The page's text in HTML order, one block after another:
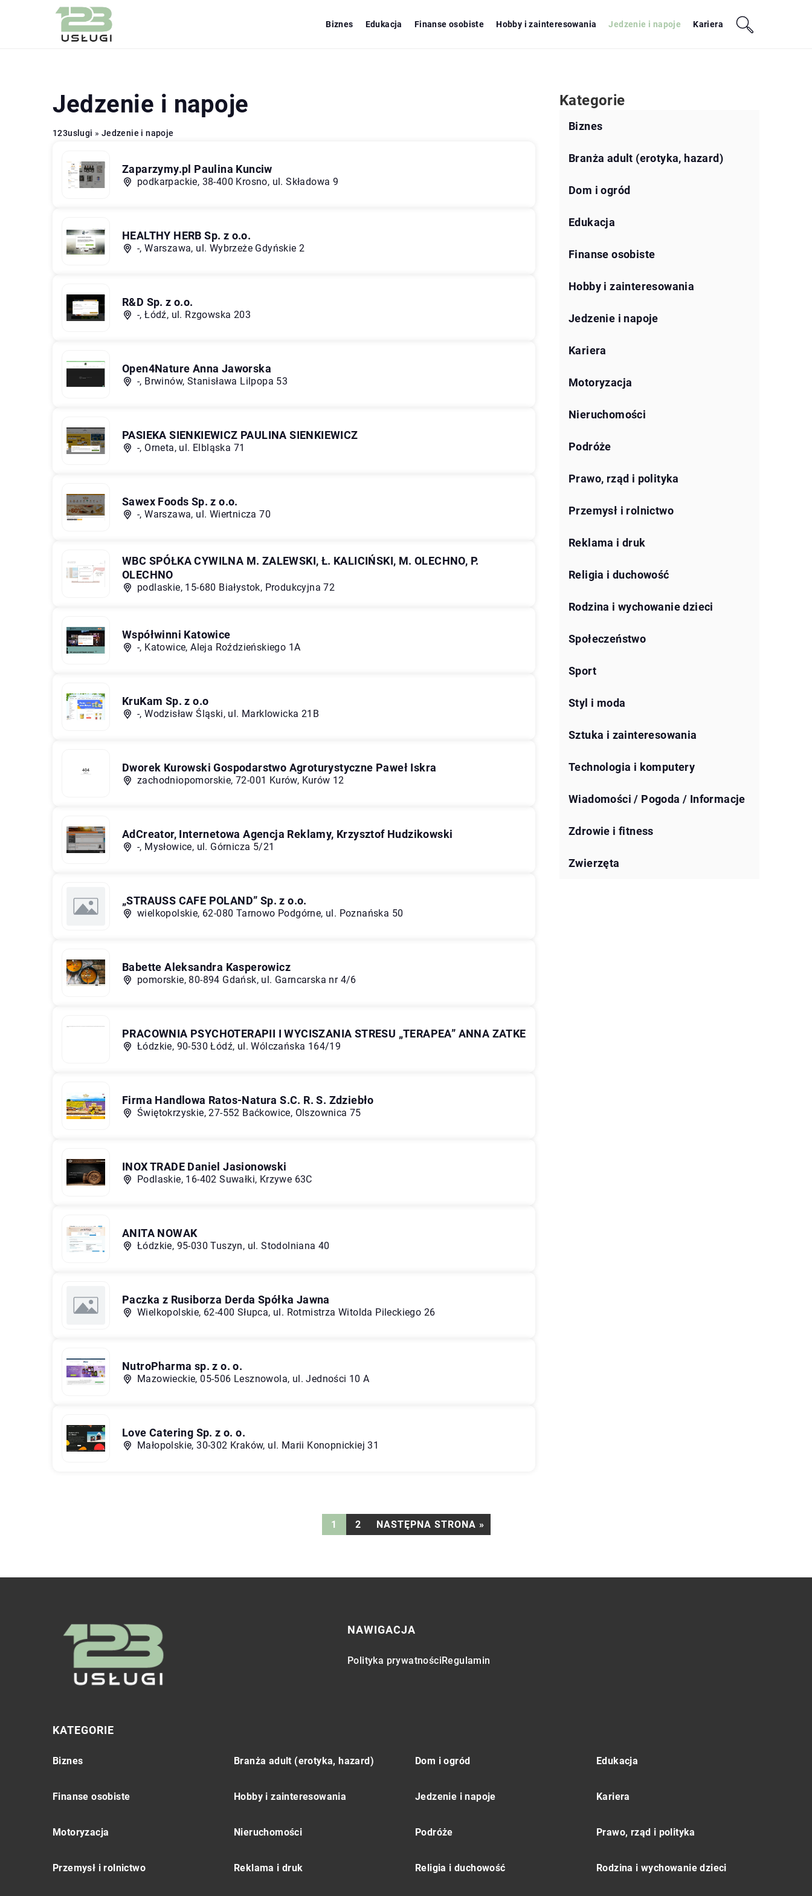
Biznes Edukacja Finanse osobiste Hobby i zainteresowania Jedzenie i napoje Kariera
Jedzenie i napoje
123uslugi » Jedzenie i napoje
Zaparzymy.pl Paulina Kunciw
podkarpackie, 38-400 Krosno, ul. Składowa 9
HEALTHY HERB Sp. z o.o.
-, Warszawa, ul. Wybrzeże Gdyńskie 2
R&D Sp. z o.o.
-, Łódź, ul. Rzgowska 203
Open4Nature Anna Jaworska
-, Brwinów, Stanisława Lilpopa 53
PASIEKA SIENKIEWICZ PAULINA SIENKIEWICZ
-, Orneta, ul. Elbląska 71
Sawex Foods Sp. z o.o.
-, Warszawa, ul. Wiertnicza 70
WBC SPÓŁKA CYWILNA M. ZALEWSKI, Ł. KALICIŃSKI, M. OLECHNO, P.
OLECHNO
podlaskie, 15-680 Białystok, Produkcyjna 72
Współwinni Katowice
-, Katowice, Aleja Roździeńskiego 1A
KruKam Sp. z o.o
-, Wodzisław Śląski, ul. Marklowicka 21B
Dworek Kurowski Gospodarstwo Agroturystyczne Paweł Iskra
zachodniopomorskie, 72-001 Kurów, Kurów 12
AdCreator, Internetowa Agencja Reklamy, Krzysztof Hudzikowski
-, Mysłowice, ul. Górnicza 5/21
„STRAUSS CAFE POLAND” Sp. z o.o.
wielkopolskie, 62-080 Tarnowo Podgórne, ul. Poznańska 50
Babette Aleksandra Kasperowicz
pomorskie, 80-894 Gdańsk, ul. Garncarska nr 4/6
PRACOWNIA PSYCHOTERAPII I WYCISZANIA STRESU „TERAPEA” ANNA ZATKE
Łódzkie, 90-530 Łódź, ul. Wólczańska 164/19
Firma Handlowa Ratos-Natura S.C. R. S. Zdziebło
Świętokrzyskie, 27-552 Baćkowice, Olszownica 75
INOX TRADE Daniel Jasionowski
Podlaskie, 16-402 Suwałki, Krzywe 63C
ANITA NOWAK
Łódzkie, 95-030 Tuszyn, ul. Stodolniana 40
Paczka z Rusiborza Derda Spółka Jawna
Wielkopolskie, 62-400 Słupca, ul. Rotmistrza Witolda Pileckiego 26
NutroPharma sp. z o. o.
Mazowieckie, 05-506 Lesznowola, ul. Jedności 10 A
Love Catering Sp. z o. o.
Małopolskie, 30-302 Kraków, ul. Marii Konopnickiej 31
Kategorie
Biznes
Branża adult (erotyka, hazard)
Dom i ogród
Edukacja
Finanse osobiste
Hobby i zainteresowania
Jedzenie i napoje
Kariera
Motoryzacja
Nieruchomości
Podróże
Prawo, rząd i polityka
Przemysł i rolnictwo
Reklama i druk
Religia i duchowość
Rodzina i wychowanie dzieci
Społeczeństwo
Sport
Styl i moda
Sztuka i zainteresowania
Technologia i komputery
Wiadomości / Pogoda / Informacje
Zdrowie i fitness
Zwierzęta
1 2 NASTĘPNA STRONA »
NAWIGACJA
Polityka prywatnościRegulamin
KATEGORIE
Biznes Branża adult (erotyka, hazard) Dom i ogród Edukacja
Finanse osobiste Hobby i zainteresowania Jedzenie i napoje Kariera
Motoryzacja Nieruchomości Podróże Prawo, rząd i polityka
Przemysł i rolnictwo Reklama i druk Religia i duchowość Rodzina i wychowanie dzieci